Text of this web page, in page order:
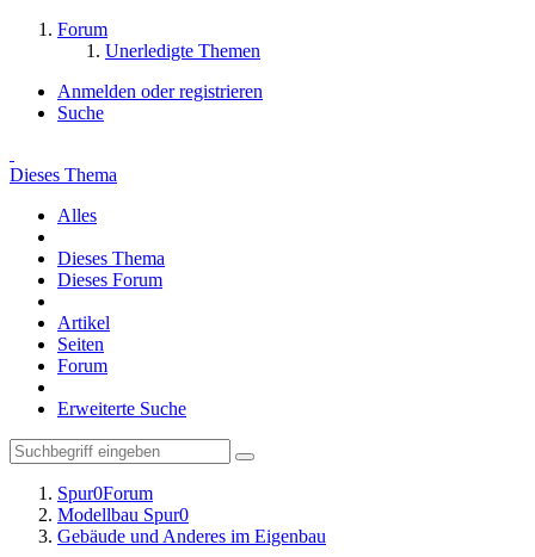
Forum
Unerledigte Themen
Anmelden oder registrieren
Suche
Dieses Thema
Alles
Dieses Thema
Dieses Forum
Artikel
Seiten
Forum
Erweiterte Suche
Spur0Forum
Modellbau Spur0
Gebäude und Anderes im Eigenbau